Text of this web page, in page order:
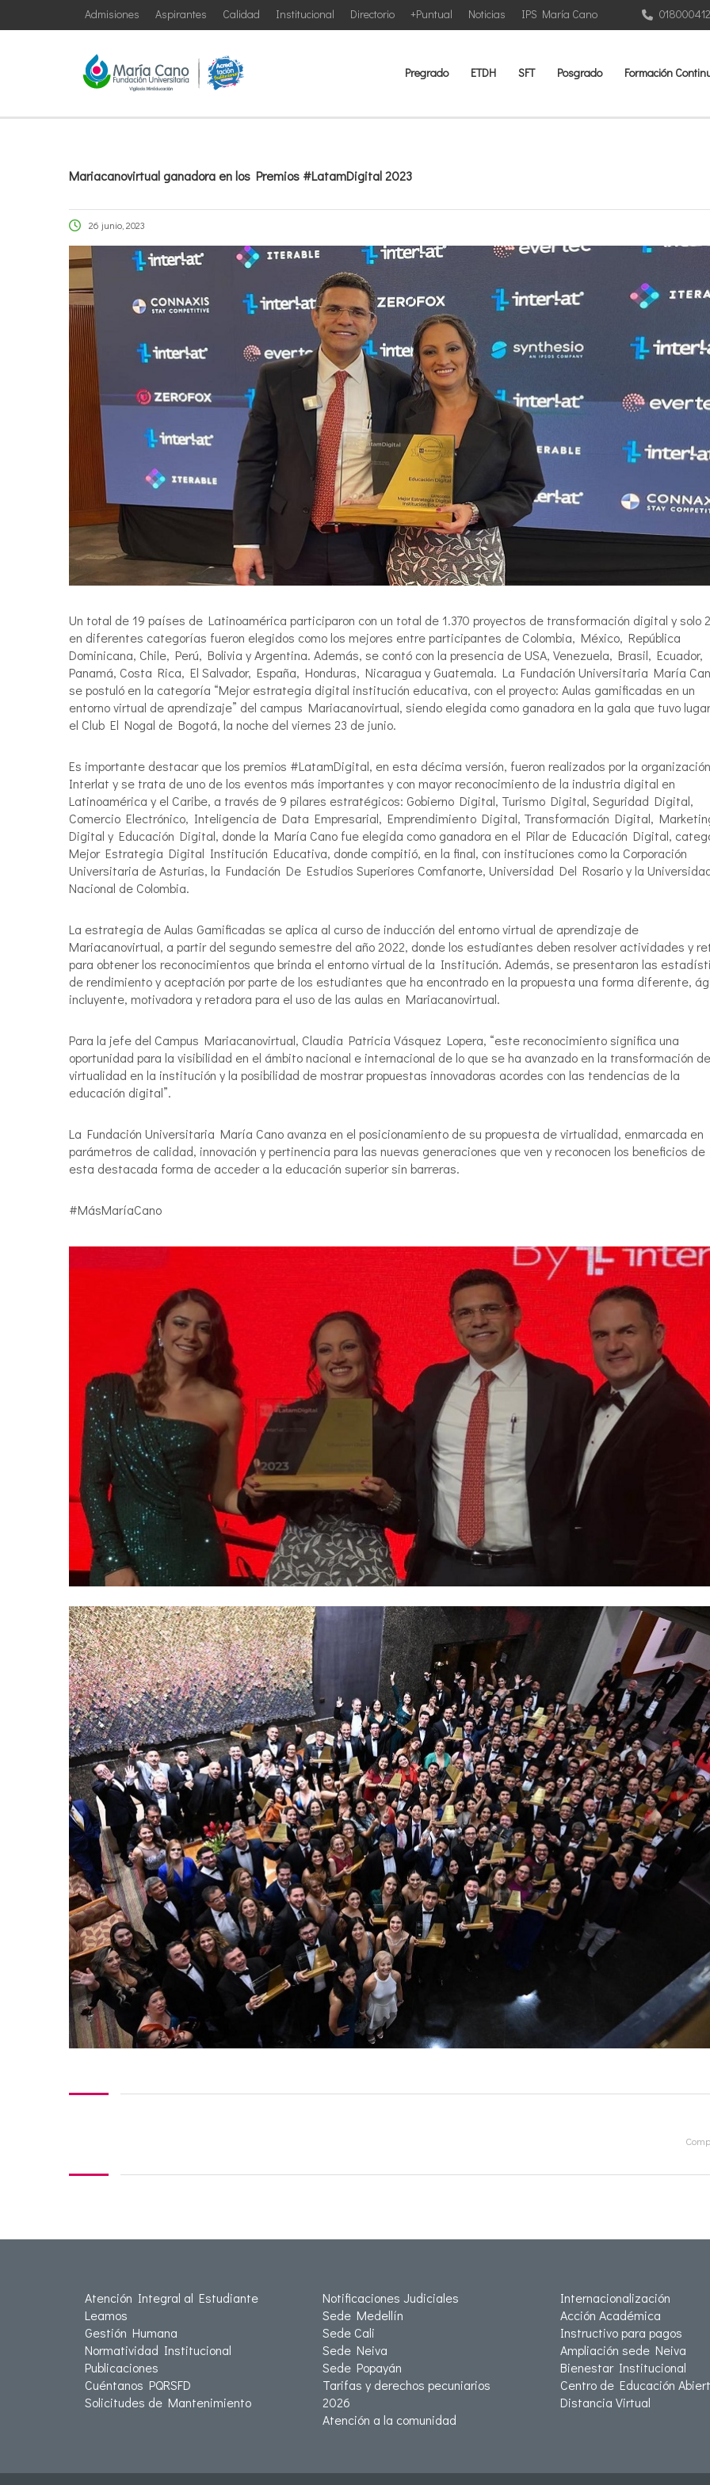
IPS María Cano
Noticias
+Puntual
Directorio
Institucional
Calidad
Aspirantes
Admisiones
Pregrado ETDH SFT Posgrado Formación
Mariacanovirtual ganadora en los Premios #LatamDigital 2023
26 junio, 2023
Un total de 19 países de Latinoamérica participaron con un total de 1.370 proyectos de transformación digital y solo
en diferentes categorías fueron elegidos como los mejores entre participantes de Colombia, México, República
Dominicana, Chile, Perú, Bolivia y Argentina. Además, se contó con la presencia de USA, Venezuela, Brasil, Ecuador,
Panamá, Costa Rica, El Salvador, España, Honduras, Nicaragua y Guatemala. La Fundación Universitaria María
se postuló en la categoría “Mejor estrategia digital institución educativa, con el proyecto: Aulas gamificadas en un
entorno virtual de aprendizaje” del campus Mariacanovirtual, siendo elegida como ganadora en la gala que tuvo
el Club El Nogal de Bogotá, la noche del viernes 23 de junio.
Es importante destacar que los premios #LatamDigital, en esta décima versión, fueron realizados por la organización
Interlat y se trata de uno de los eventos más importantes y con mayor reconocimiento de la industria digital en
Latinoamérica y el Caribe, a través de 9 pilares estratégicos: Gobierno Digital, Turismo Digital, Seguridad Digital,
Comercio Electrónico, Inteligencia de Data Empresarial, Emprendimiento Digital, Transformación Digital,
Digital y Educación Digital, donde la María Cano fue elegida como ganadora en el Pilar de Educación Digital,
Mejor Estrategia Digital Institución Educativa, donde compitió, en la final, con instituciones como la Corporación
Universitaria de Asturias, la Fundación De Estudios Superiores Comfanorte, Universidad Del Rosario y la
Nacional de Colombia.
La estrategia de Aulas Gamificadas se aplica al curso de inducción del entorno virtual de aprendizaje de
Mariacanovirtual, a partir del segundo semestre del año 2022, donde los estudiantes deben resolver actividades y
para obtener los reconocimientos que brinda el entorno virtual de la Institución. Además, se presentaron las
de rendimiento y aceptación por parte de los estudiantes que ha encontrado en la propuesta una forma diferente,
incluyente, motivadora y retadora para el uso de las aulas en Mariacanovirtual.
Para la jefe del Campus Mariacanovirtual, Claudia Patricia Vásquez Lopera, “este reconocimiento significa una
oportunidad para la visibilidad en el ámbito nacional e internacional de lo que se ha avanzado en la transformación
virtualidad en la institución y la posibilidad de mostrar propuestas innovadoras acordes con las tendencias de la
educación digital”.
La Fundación Universitaria María Cano avanza en el posicionamiento de su propuesta de virtualidad, enmarcada en
parámetros de calidad, innovación y pertinencia para las nuevas generaciones que ven y reconocen los beneficios de
esta destacada forma de acceder a la educación superior sin barreras.
#MásMaríaCano
Atención Integral al Estudiante
Leamos
Gestión Humana
Normatividad Institucional
Publicaciones
Cuéntanos PQRSFD
Solicitudes de Mantenimiento
Notificaciones Judiciales
Sede Medellín
Sede Cali
Sede Neiva
Sede Popayán
Tarifas y derechos pecuniarios
2026
Atención a la comunidad
Internacionalización
Acción Académica
Instructivo para pagos
Ampliación sede Neiva
Bienestar Institucional
Centro de Educación
Distancia Virtual